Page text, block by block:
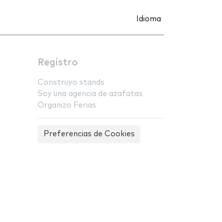
Idioma
Registro
Construyo stands
Soy una agencia de azafatas
Organizo Ferias
Preferencias de Cookies